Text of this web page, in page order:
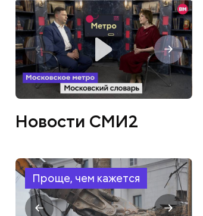
Новости СМИ2
Проще, чем кажется